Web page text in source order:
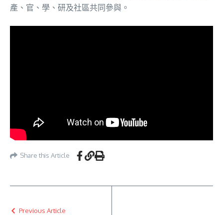
產、官、學、研及社區共同參與。
Share this Article
Previous Article